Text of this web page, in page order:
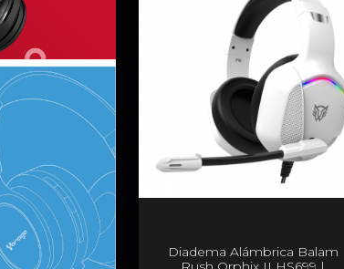
Diadema Alámbrica Balam